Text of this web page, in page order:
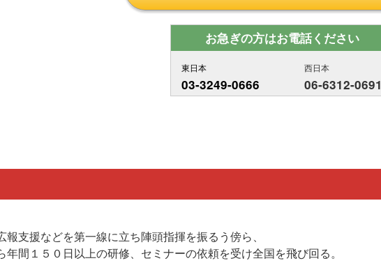
お急ぎの方はお電話ください
東日本
03-3249-0666
西日本
06-6312-0691
支援などを第一線に立ち陣頭指揮を振るう傍ら、
間１５０日以上の研修、セミナーの依頼を受け全国を飛び回る。